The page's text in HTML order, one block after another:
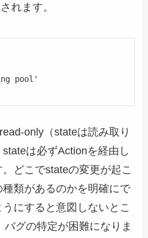
れます。
only（stateは読み取り
は必ずActionを経由し
どこでstateの変更が起こ
類があるのかを明確にで
にすると意図しないとこ
グの特定が困難になりま